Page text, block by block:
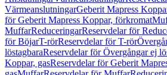
VärmeanslutningarGeberit Mapress
för Geberit Mapress Koppar, förkromat
MuffarReduceringarReservdelar för
för BöjarT-rörReservdelar för T-rör
löstagbaraReservdelar för Övergångar ej
Koppar, gasReservdelar för Geberit